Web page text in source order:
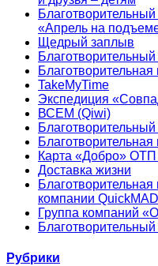
«Апрель на
Щедрый заплыв
TakeMyTime
Экспедиция
ВСЕМ (Qiwi)
Карта «Добро» ОТП
Доставка жизни
компании
Группа компаний
Рубрики